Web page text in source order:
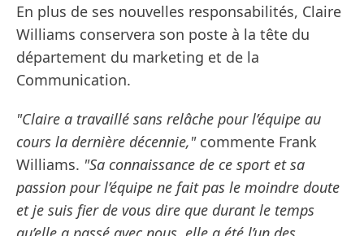
En plus de ses nouvelles responsabilités, Claire
Williams conservera son poste à la tête du
département du marketing et de la
Communication.
"Claire a travaillé sans relâche pour l’équipe au
cours la dernière décennie,"commente Frank
Williams. "Sa connaissance de ce sport et sa
passion pour l’équipe ne fait pas le moindre doute
et je suis fier de vous dire que durant le temps